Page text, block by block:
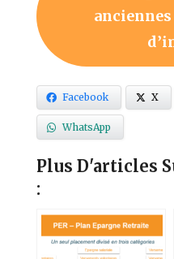
Facebook X
WhatsApp
Plus D'articles
: